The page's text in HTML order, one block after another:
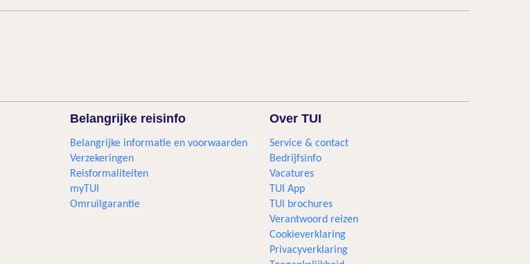
Belangrijke reisinfo
Belangrijke informatie en voorwaarden
Verzekeringen
Reisformaliteiten
myTUI
Omruilgarantie
Over TUI
Service & contact
Bedrijfsinfo
Vacatures
TUI App
TUI brochures
Verantwoord reizen
Cookieverklaring
Privacyverklaring